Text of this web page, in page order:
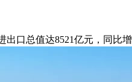
总值达8521亿元，同比增